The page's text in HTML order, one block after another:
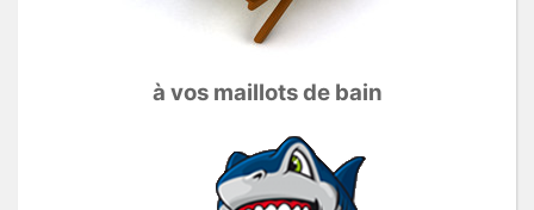
à vos maillots de bain